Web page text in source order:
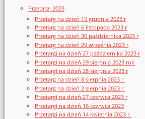
Przetargi 2023
Przetarg na dzień 15 grudnia 2023 r
Przetarg na dzień 6 listopada 2023 r
Przetarg na dzień 30 października 2023 r
Przetarg na dzień 29 września 2023 r
Przetargi na dzień 27 października 2023 r
Przetargi na dzień 29 sierpnia 2023 rok
Przetargi na dzień 28 sierpnia 2023 r
Przetarg na dzień 8 sierpnia 2023 r.
Przetarg na dzień 2 sierpnia 2023 r.
Przetargi na dzień 27 czerwca 2023 r
Przetargi na dzień 16 czerwca 2023
Przetargi na dzień 14 kwietnia 2023 r.